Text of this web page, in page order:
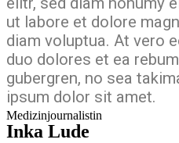
ut labore et dolore
diam voluptua. At vero
duo dolores et ea
gubergren, no sea
ipsum dolor sit amet.
Medizinjournalistin
Inka Lude